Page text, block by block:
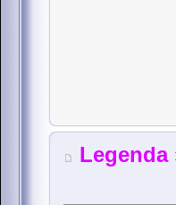
Legenda